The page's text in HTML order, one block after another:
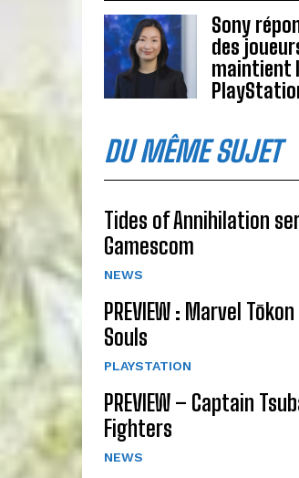
Sony
des
maintient
DU MÊME SUJET
Tides of Annihilation
Gamescom
NEWS
PREVIEW : Marvel
Souls
PLAYSTATION
PREVIEW – Captain
Fighters
NEWS